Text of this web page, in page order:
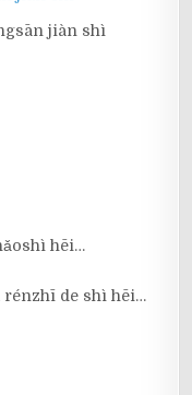
jiàn shì
hēi…
rénzhī de shì hēi…